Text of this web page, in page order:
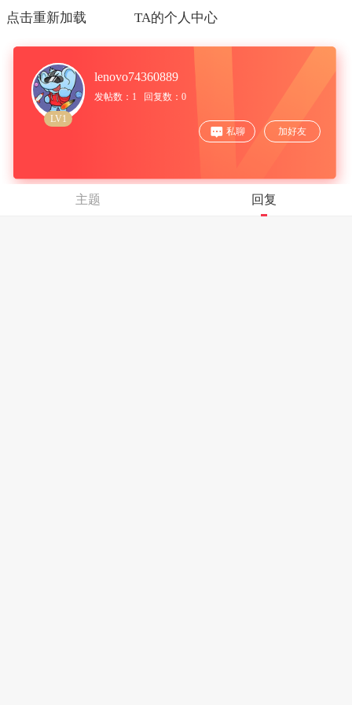
点击重新加载 TA的个人中心
LV1
lenovo74360889
发帖数：1 回复数：0
私聊 加好友
主题 回复